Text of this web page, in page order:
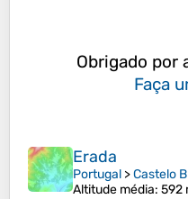
Obrigado
Faça
Erada
Portugal >Castelo
Altitude média: 592